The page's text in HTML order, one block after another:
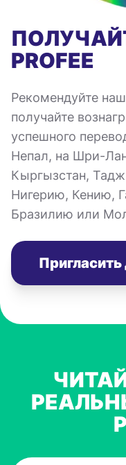
PROFEE
Рекомендуйте
получайте
успешного
Непал, на Шри-
Кыргызстан,
Нигерию, Кению,
Бразилию или
Пригласить